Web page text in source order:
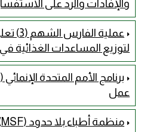
والإفادات والرد على
عملية
لتوزيع المساعدات الغذائية
عمل
منظمة أطباء بلا حدود (MSF) تعلن عن وظائف شاغرة